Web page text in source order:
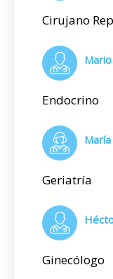
Cirujano
Endocrino
Geriatría
Ginecólogo